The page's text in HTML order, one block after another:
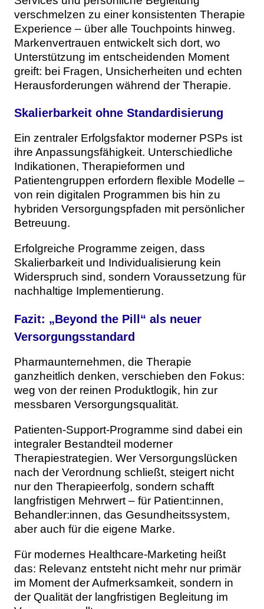
verschmelzen zu einer konsistenten Therapie
Experience – über alle Touchpoints hinweg.
Markenvertrauen entwickelt sich dort, wo
Unterstützung im entscheidenden Moment
greift: bei Fragen, Unsicherheiten und echten
Herausforderungen während der Therapie.
Skalierbarkeit ohne Standardisierung
Ein zentraler Erfolgsfaktor moderner PSPs ist
ihre Anpassungsfähigkeit. Unterschiedliche
Indikationen, Therapieformen und
Patientengruppen erfordern flexible Modelle –
von rein digitalen Programmen bis hin zu
hybriden Versorgungspfaden mit persönlicher
Betreuung.
Erfolgreiche Programme zeigen, dass
Skalierbarkeit und Individualisierung kein
Widerspruch sind, sondern Voraussetzung für
nachhaltige Implementierung.
Fazit: „Beyond the Pill“ als neuer
Versorgungsstandard
Pharmaunternehmen, die Therapie
ganzheitlich denken, verschieben den Fokus:
weg von der reinen Produktlogik, hin zur
messbaren Versorgungsqualität.
Patienten-Support-Programme sind dabei ein
integraler Bestandteil moderner
Therapiestrategien. Wer Versorgungslücken
nach der Verordnung schließt, steigert nicht
nur den Therapieerfolg, sondern schafft
langfristigen Mehrwert – für Patient:innen,
Behandler:innen, das Gesundheitssystem,
aber auch für die eigene Marke.
Für modernes Healthcare-Marketing heißt
das: Relevanz entsteht nicht mehr nur primär
im Moment der Aufmerksamkeit, sondern in
der Qualität der langfristigen Begleitung im